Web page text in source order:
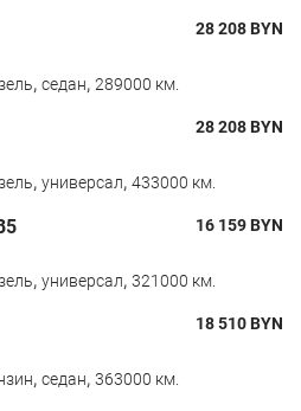
28 208BYN
, седан, 289000 км.
28 208BYN
, универсал, 433000 км.
16 159BYN
, универсал, 321000 км.
18 510BYN
, седан, 363000 км.